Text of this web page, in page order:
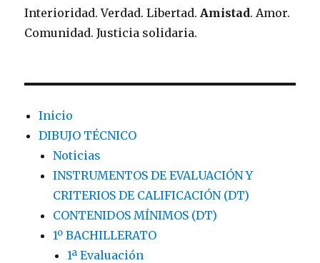
Interioridad. Verdad. Libertad. Amistad. Amor.
Comunidad. Justicia solidaria.
Inicio
DIBUJO TÉCNICO
Noticias
INSTRUMENTOS DE EVALUACIÓN Y
CRITERIOS DE CALIFICACIÓN (DT)
CONTENIDOS MÍNIMOS (DT)
1º BACHILLERATO
1ª Evaluación